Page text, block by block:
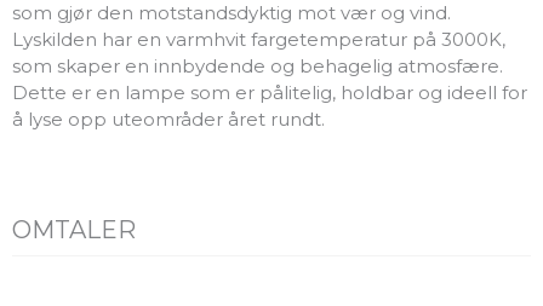
som gjør den motstandsdyktig mot vær og vind.
Lyskilden har en varmhvit fargetemperatur på 3000K,
som skaper en innbydende og behagelig atmosfære.
Dette er en lampe som er pålitelig, holdbar og ideell for
å lyse opp uteområder året rundt.
OMTALER